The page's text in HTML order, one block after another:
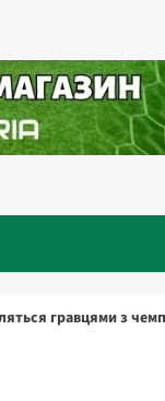
з чемпіонату